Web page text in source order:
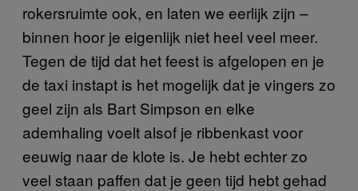
rokersruimte ook, en laten we eerlijk zijn –
binnen hoor je eigenlijk niet heel veel meer.
Tegen de tijd dat het feest is afgelopen en je
de taxi instapt is het mogelijk dat je vingers zo
geel zijn als Bart Simpson en elke
ademhaling voelt alsof je ribbenkast voor
eeuwig naar de klote is. Je hebt echter zo
veel staan paffen dat je geen tijd hebt gehad